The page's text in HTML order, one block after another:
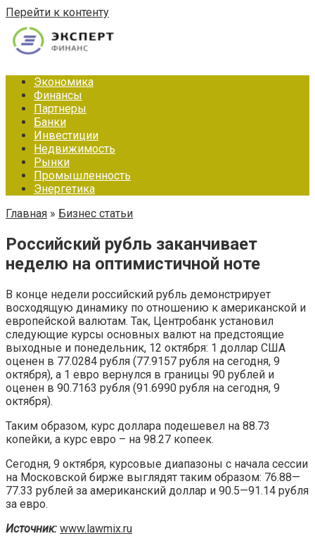
Перейти к контенту
Экономика
Финансы
Партнеры
Банки
Инвестиции
Недвижимость
Рынки
Промышленность
Энергетика
Главная » Бизнес статьи
Российский рубль заканчивает
неделю на оптимистичной ноте
В конце недели российский рубль демонстрирует
восходящую динамику по отношению к американской и
европейской валютам. Так, Центробанк установил
следующие курсы основных валют на предстоящие
выходные и понедельник, 12 октября: 1 доллар США
оценен в 77.0284 рубля (77.9157 рубля на сегодня, 9
октября), а 1 евро вернулся в границы 90 рублей и
оценен в 90.7163 рубля (91.6990 рубля на сегодня, 9
октября).
Таким образом, курс доллара подешевел на 88.73
копейки, а курс евро – на 98.27 копеек.
Сегодня, 9 октября, курсовые диапазоны с начала сессии
на Московской бирже выглядят таким образом: 76.88—
77.33 рублей за американский доллар и 90.5—91.14 рубля
за евро.
Источник: www.lawmix.ru